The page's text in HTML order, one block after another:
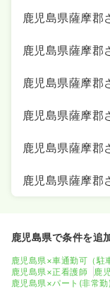
鹿児島県薩摩郡
鹿児島県薩摩郡
鹿児島県薩摩郡
鹿児島県薩摩郡
鹿児島県薩摩郡
鹿児島県薩摩郡
鹿児島県で条件を追
鹿児島県×車通勤可（駐
鹿児島県×正看護師
鹿
鹿児島県×パート(非常勤)